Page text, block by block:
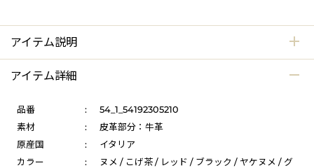
アイテム説明
アイテム詳細
品番 :
54_1_54192305210
素材
:
皮革部分：牛革
原産国
:
イタリア
カラー
:
ヌメ / こげ茶 / レッド / ブラック / ヤケヌメ / グ